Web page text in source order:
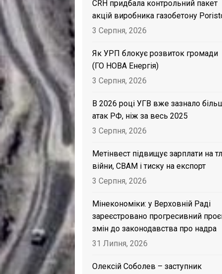
CRH придбала контрольний пакет
акцій виробника газобетону
3 Серпня, 2026
Як УРП блокує розвиток громади
(ГО НОВА Енергія)
3 Серпня, 2026
В 2026 році УГВ вже зазнало
атак РФ, ніж за весь 2025
3 Серпня, 2026
Метінвест підвищує зарплати на
війни, CBAM і тиску на експорт
3 Серпня, 2026
Мінекономіки: у Верховній Раді
зареєстровано прогресивний
змін до законодавства про надра
31 Липня, 2026
Олексій Соболев – заступник